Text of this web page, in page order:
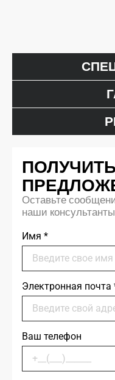
ПОЛУЧИТЬ
Оставьте
наши
Имя *
Электронная почта
Ваш телефон